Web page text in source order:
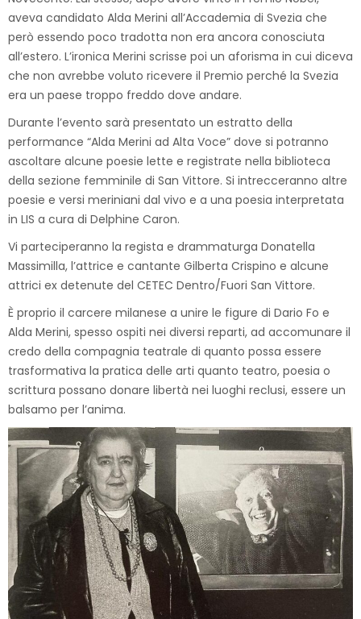
aveva candidato Alda Merini all’Accademia di Svezia che
però essendo poco tradotta non era ancora conosciuta
all’estero. L’ironica Merini scrisse poi un aforisma in cui diceva
che non avrebbe voluto ricevere il Premio perché la Svezia
era un paese troppo freddo dove andare.
Durante l’evento sarà presentato un estratto della
performance “Alda Merini ad Alta Voce” dove si potranno
ascoltare alcune poesie lette e registrate nella biblioteca
della sezione femminile di San Vittore. Si intrecceranno altre
poesie e versi meriniani dal vivo e a una poesia interpretata
in LIS a cura di Delphine Caron.
Vi parteciperanno la regista e drammaturga Donatella
Massimilla, l’attrice e cantante Gilberta Crispino e alcune
attrici ex detenute del CETEC Dentro/Fuori San Vittore.
È proprio il carcere milanese a unire le figure di Dario Fo e
Alda Merini, spesso ospiti nei diversi reparti, ad accomunare il
credo della compagnia teatrale di quanto possa essere
trasformativa la pratica delle arti quanto teatro, poesia o
scrittura possano donare libertà nei luoghi reclusi, essere un
balsamo per l’anima.